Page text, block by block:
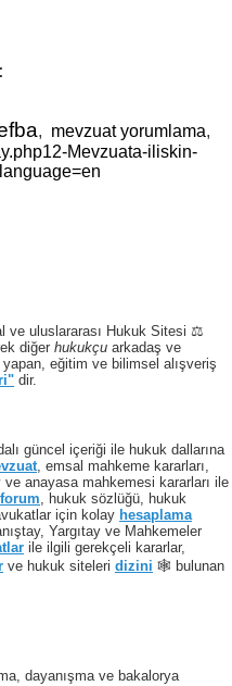
, mevzuat yorumlama,
Mevzuata-iliskin-
ve uluslararası Hukuk Sitesi ⚖️
diğer hukukçu arkadaş ve
eğitim ve bilimsel alışveriş
dir.
güncel içeriği ile hukuk dallarına
, emsal mahkeme kararları,
ve anayasa mahkemesi kararları ile
forum, hukuk sözlüğü, hukuk
için kolay hesaplama
Yargıtay ve Mahkemeler
ile ilgili gerekçeli kararlar,
ve hukuk siteleri dizini 🕸 bulunan
dayanışma ve bakalorya